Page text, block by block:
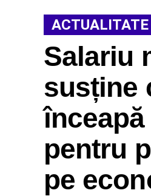
ACTUALITATE
Salariu
susține
pentru
pe